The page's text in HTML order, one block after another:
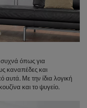
συχνά όπως για
καναπέδες και
αυτά. Με την ίδια λογική
και το ψυγείο.